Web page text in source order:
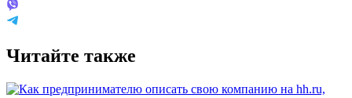
Читайте также